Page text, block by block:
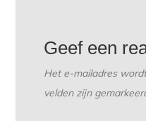
Geef een
Het e-mailadres
velden zijn